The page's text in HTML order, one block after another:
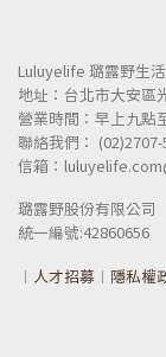
Luluyelife 璐露野生活
地址：台北市大安區
營業時間：早上九點
聯絡我們：
信箱：
璐露野股份有限公司
統一編號:42860656
︱ 人才招募 ︱ 隱私權